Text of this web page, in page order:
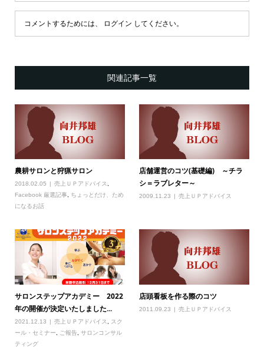
コメントするためには、 ログイン してください。
関連記事一覧
農耕サロンと狩猟サロン
2018.02.05 売上ＵＰアドバイス,
Facebook 厳選記事, ちょっとだけ、ため
になるお話
店舗運営のコツ(基礎編) ～チラ
シ＝ラブレター～
2009.11.23 売上ＵＰアドバイス
サロンステップアカデミー 2022
年の開催が決定いたしました...
2021.12.13 売上ＵＰアドバイス
スク
ール・セミナー
ご報告, サロンコンサル
ティング
店頭看板を作る際のコツ
2011.09.23 売上ＵＰアドバイス